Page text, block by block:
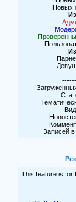
Новых
Записей в
This feature is for